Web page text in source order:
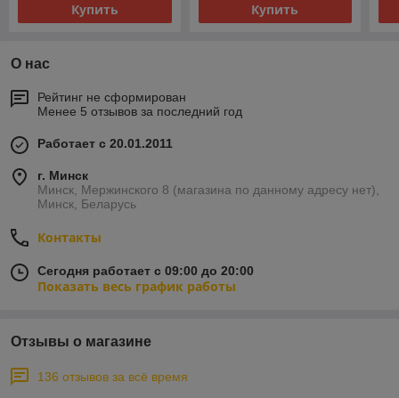
Купить Купить
О нас
Рейтинг не сформирован
Менее 5 отзывов за последний год
Работает с 20.01.2011
г. Минск
Минск, Мержинского 8 (магазина по данному адресу нет),
Минск, Беларусь
Контакты
Сегодня работает с 09:00 до 20:00
Показать весь график работы
Отзывы о магазине
136 отзывов за всё время